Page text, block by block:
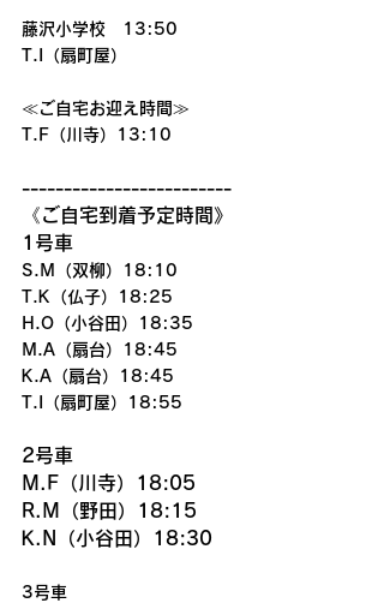
藤沢小学校　13:50
T.I（扇町屋）
≪ご自宅お迎え時間≫
T.F（川寺）13:10
-------------------------
《ご自宅到着予定時間》
1号車
S.M（双柳）18:10
T.K（仏子）18:25
H.O（小谷田）18:35
M.A（扇台）18:45
K.A（扇台）18:45
T.I（扇町屋）18:55
2号車
M.F（川寺）18:05
R.M（野田）18:15
K.N（小谷田）18:30
3号車